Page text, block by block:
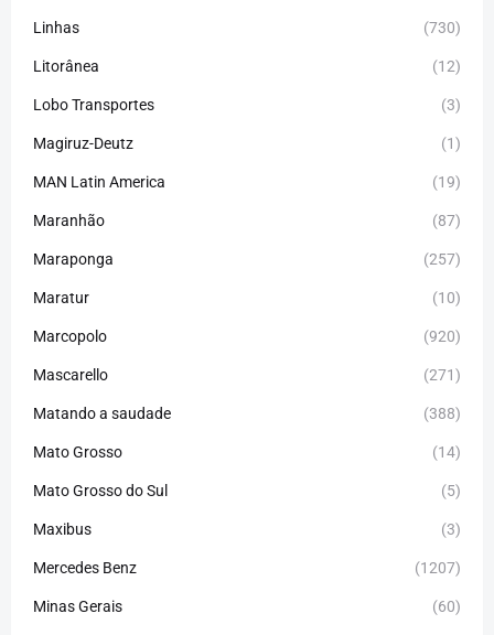
Linhas (730)
Litorânea (12)
Lobo Transportes (3)
Magiruz-Deutz (1)
MAN Latin America (19)
Maranhão (87)
Maraponga (257)
Maratur (10)
Marcopolo (920)
Mascarello (271)
Matando a saudade (388)
Mato Grosso (14)
Mato Grosso do Sul (5)
Maxibus (3)
Mercedes Benz (1207)
Minas Gerais (60)